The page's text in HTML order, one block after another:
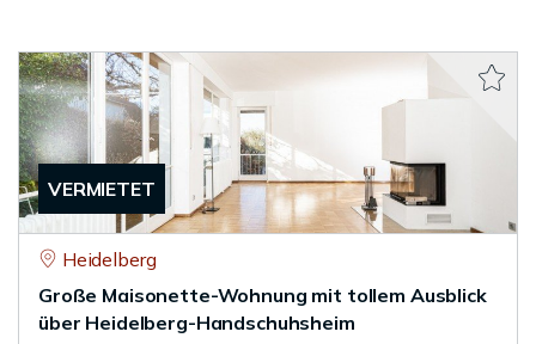
VERMIETET
Heidelberg
Große Maisonette-Wohnung mit tollem Ausblick
über Heidelberg-Handschuhsheim